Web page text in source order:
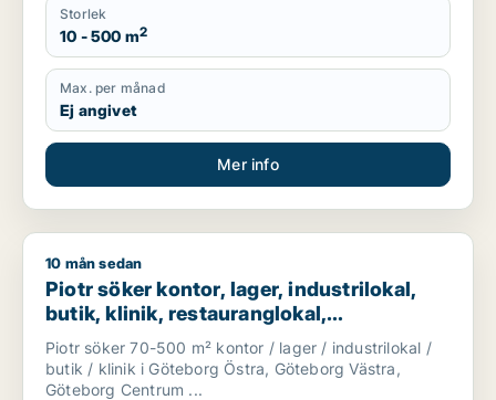
Storlek
10 - 500 m2
Max. per månad
Ej angivet
Mer info
Piotr söker kontor, lager, industrilokal, butik, klinik,
10 mån sedan
Piotr söker kontor, lager, industrilokal,
butik, klinik, restauranglokal,
fastighetsmark, bostadsfastighet eller
hotell till salu i Göteborg
Piotr söker 70-500 m² kontor / lager / industrilokal /
butik / klinik i Göteborg Östra, Göteborg Västra,
Göteborg Centrum ...